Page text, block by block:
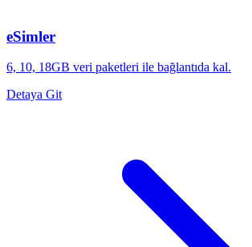
eSimler
6, 10, 18GB veri paketleri ile bağlantıda kal.
Detaya Git